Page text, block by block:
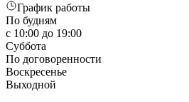
График работы
По будням
с 10:00 до 19:00
Суббота
По договоренности
Воскресенье
Выходной